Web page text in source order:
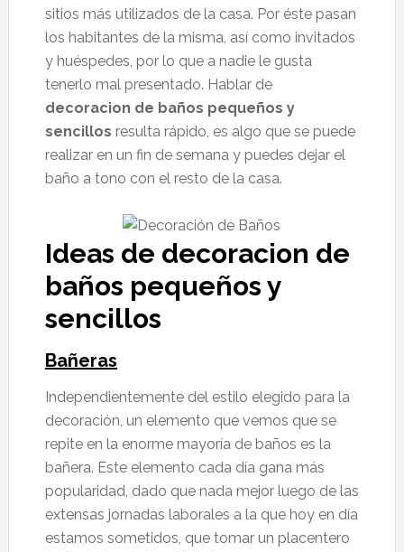
sitios más utilizados de la casa. Por éste pasan
los habitantes de la misma, así como invitados
y huéspedes, por lo que a nadie le gusta
tenerlo mal presentado. Hablar de
decoracion de baños pequeños y
sencillos resulta rápido, es algo que se puede
realizar en un fin de semana y puedes dejar el
baño a tono con el resto de la casa.
Ideas de decoracion de
baños pequeños y
sencillos
Bañeras
Independientemente del estilo elegido para la
decoración, un elemento que vemos que se
repite en la enorme mayoría de baños es la
bañera. Este elemento cada día gana más
popularidad, dado que nada mejor luego de las
extensas jornadas laborales a la que hoy en día
estamos sometidos, que tomar un placentero